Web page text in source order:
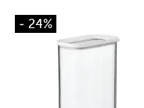
- 24%